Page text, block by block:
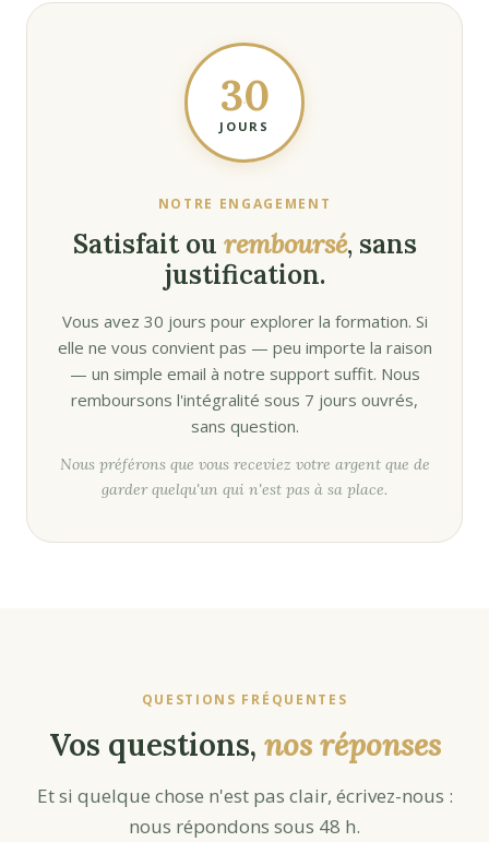
30
JOURS
NOTRE ENGAGEMENT
Satisfait ou remboursé, sans
justification.
Vous avez 30 jours pour explorer la formation. Si
elle ne vous convient pas — peu importe la raison
— un simple email à notre support suffit. Nous
remboursons l'intégralité sous 7 jours ouvrés,
sans question.
Nous préférons que vous receviez votre argent que de
garder quelqu'un qui n'est pas à sa place.
QUESTIONS FRÉQUENTES
Vos questions, nos réponses
Et si quelque chose n'est pas clair, écrivez-nous :
nous répondons sous 48 h.